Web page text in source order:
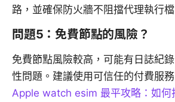
路，並確保防火牆不阻擋代理執行檔
問題5：免費節點的風險？
免費節點風險較高，可能有日誌紀
性問題。建議使用可信任的付費服
Apple watch esim 最平攻略：如何